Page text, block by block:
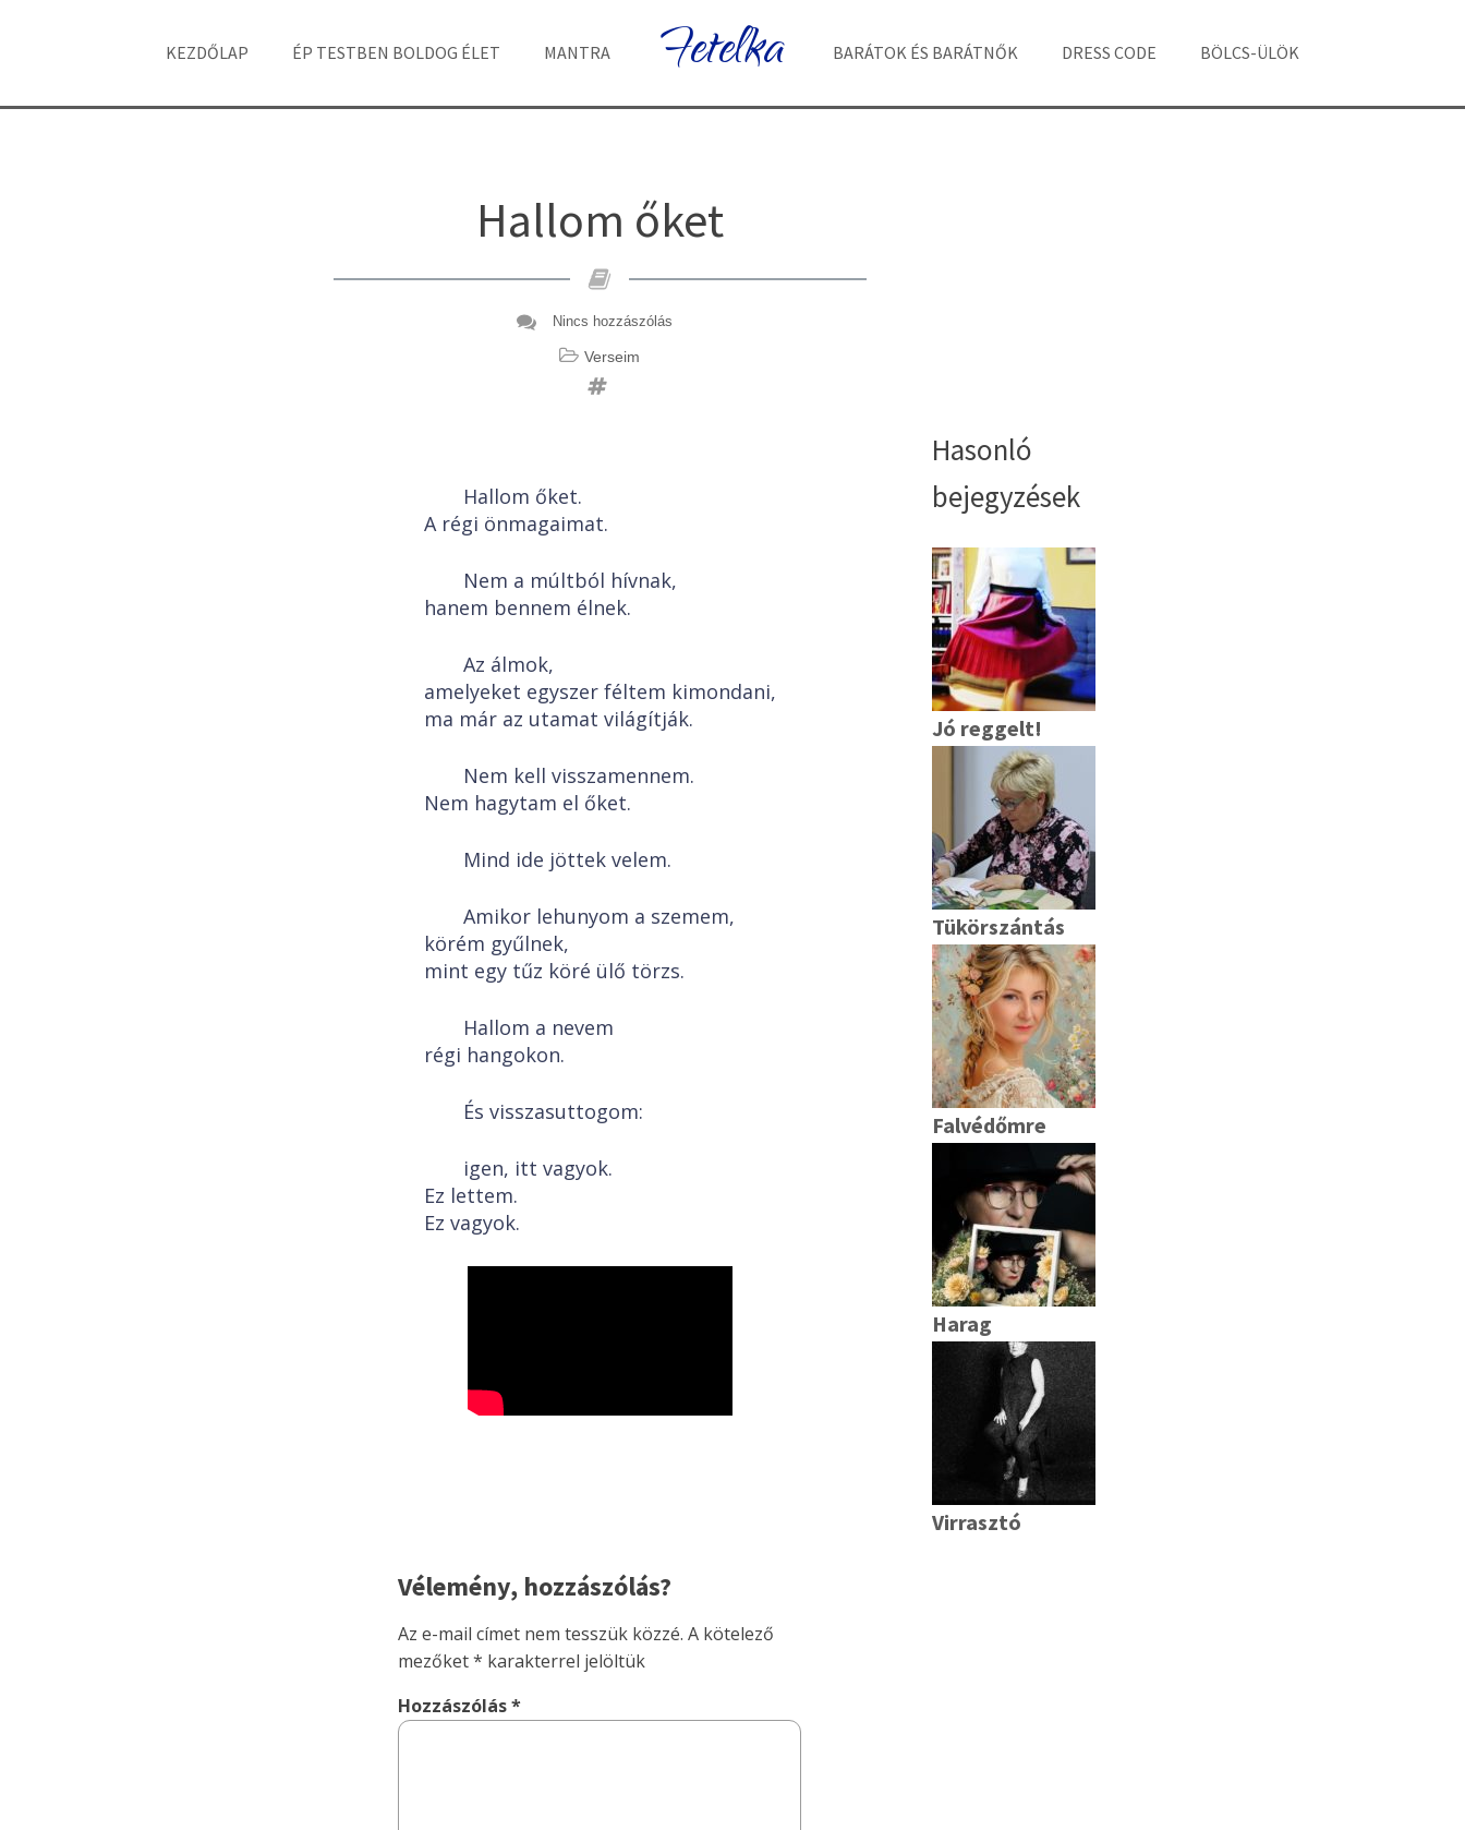
KEZDŐLAP ÉP TESTBEN BOLDOG ÉLET MANTRA Fetelka BARÁTOK ÉS BARÁTNŐK DRESS CODE BÖLCS-ÜLÖK
Hallom őket
Nincs hozzászólás
Verseim
Hallom őket.
A régi önmagaimat.
Nem a múltból hívnak,
hanem bennem élnek.
Az álmok,
amelyeket egyszer féltem kimondani,
ma már az utamat világítják.
Nem kell visszamennem.
Nem hagytam el őket.
Mind ide jöttek velem.
Amikor lehunyom a szemem,
körém gyűlnek,
mint egy tűz köré ülő törzs.
Hallom a nevem
régi hangokon.
És visszasuttogom:
igen, itt vagyok.
Ez lettem.
Ez vagyok.
Vélemény, hozzászólás?
Az e-mail címet nem tesszük közzé. A kötelező
mezőket* karakterrel jelöltük
Hozzászólás*
Hasonló
bejegyzések
Jó reggelt!
Tükörszántás
Falvédőmre
Harag
Virrasztó